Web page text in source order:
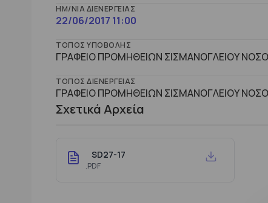
ΗΜ/ΝΊΑ ΔΙΕΝΈΡΓΕΙΑΣ
22/06/2017 11:00
ΤΌΠΟΣ ΥΠΟΒΟΛΉΣ
ΓΡΑΦΕΙΟ ΠΡΟΜΗΘΕΙΩΝ ΣΙΣΜΑΝΟΓΛΕΙΟΥ
ΤΌΠΟΣ ΔΙΕΝΈΡΓΕΙΑΣ
ΓΡΑΦΕΙΟ ΠΡΟΜΗΘΕΙΩΝ ΣΙΣΜΑΝΟΓΛΕΙΟΥ
Σχετικά Αρχεία
SD27-17
.PDF